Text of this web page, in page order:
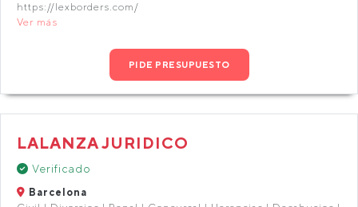
https://lexborders.com/
Ver más
PIDE PRESUPUESTO
LALANZA JURIDICO
Verificado
Barcelona